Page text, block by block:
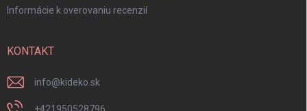
Informácie k overovaniu recenzií
KONTAKT
info@kideko.sk